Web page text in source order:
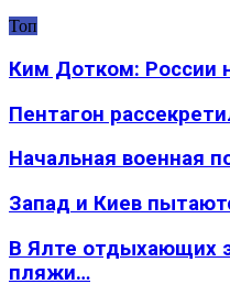
Топ
Ким Дотком: России
Пентагон
Начальная военная
Запад и Киев
В Ялте отдыхающих
пляжи…